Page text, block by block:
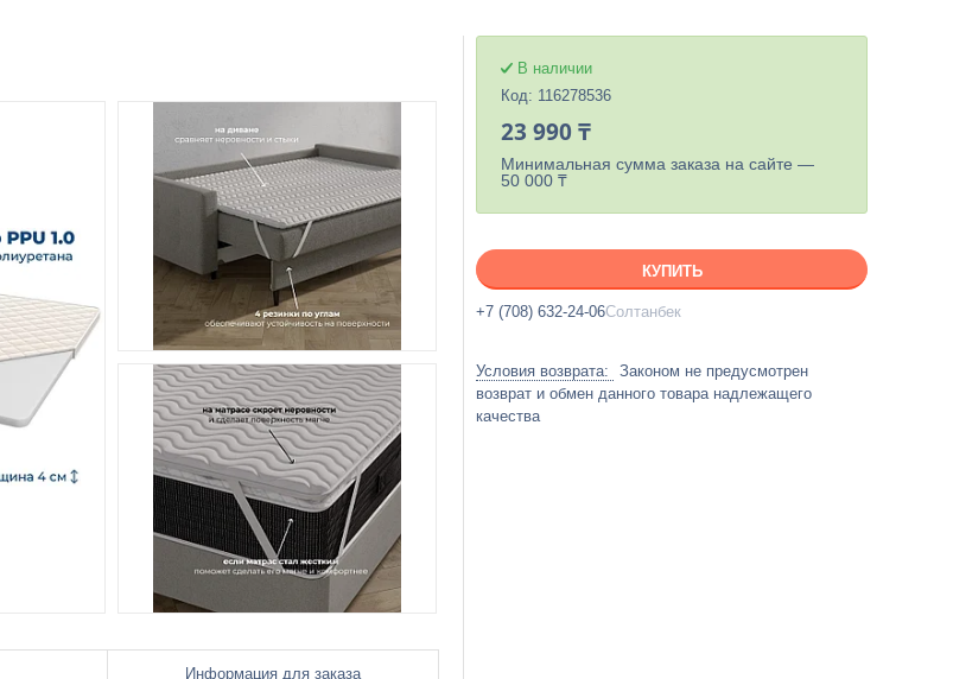
Информация для заказа
В наличии
Код: 116278536
23 990 ₸
Минимальная сумма заказа на сайте —
50 000 ₸
КУПИТЬ
+7 (708) 632-24-06Солтанбек
Законом не предусмотрен
возврат и обмен данного товара надлежащего
качества